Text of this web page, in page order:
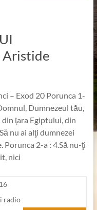
Aristide
– Exod 20 Porunca 1-
Dumnezeul tău,
din ţara Egiptului, din
nu ai alţi dumnezei
Porunca 2-a : 4.Să nu-ţi
nici
radio